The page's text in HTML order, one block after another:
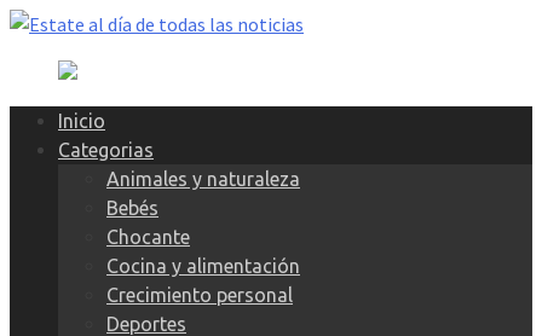
Skip
content
Inicio
Categorias
Animales y naturaleza
Bebés
Chocante
Cocina y alimentación
Crecimiento personal
Deportes